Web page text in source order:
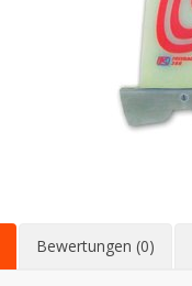
Bewertungen (0)